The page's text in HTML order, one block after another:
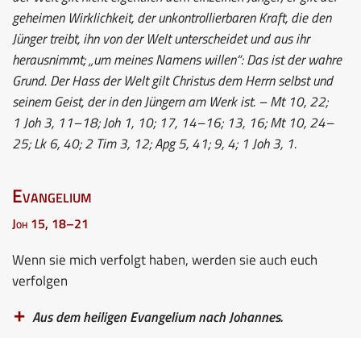
geheimen Wirklichkeit, der unkontrollierbaren Kraft, die den
Jünger treibt, ihn von der Welt unterscheidet und aus ihr
herausnimmt; „um meines Namens willen“: Das ist der wahre
Grund. Der Hass der Welt gilt Christus dem Herrn selbst und
seinem Geist, der in den Jüngern am Werk ist. – Mt 10, 22;
1 Joh 3, 11–18; Joh 1, 10; 17, 14–16; 13, 16; Mt 10, 24–
25; Lk 6, 40; 2 Tim 3, 12; Apg 5, 41; 9, 4; 1 Joh 3, 1.
Evangelium
Joh 15, 18–21
Wenn sie mich verfolgt haben, werden sie auch euch
verfolgen
Aus dem heiligen Evangelium nach Johannes.